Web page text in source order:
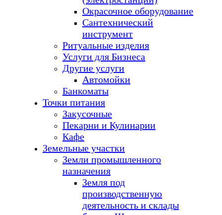
Окрасочное оборудование
Сантехнический
инструмент
Ритуальные изделия
Услуги для Бизнеса
Другие услуги
Автомойки
Банкоматы
Точки питания
Закусочные
Пекарни и Кулинарии
Кафе
Земельные участки
Земли промышленного
назначения
Земля под
производственную
деятельность и склады